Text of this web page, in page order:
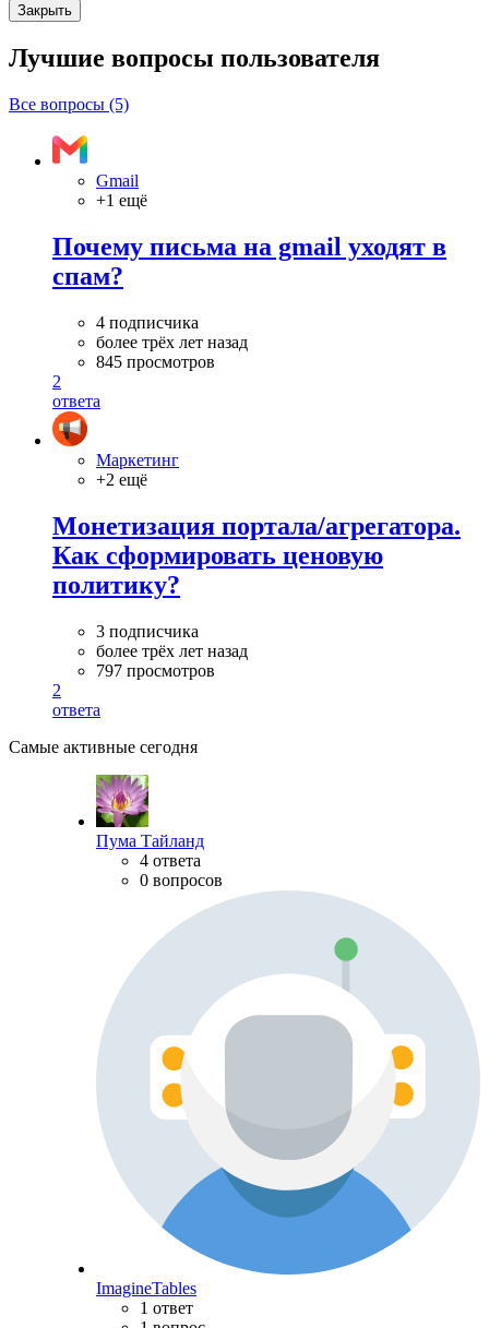
Закрыть
Лучшие вопросы пользователя
Все вопросы (5)
Gmail
+1 ещё
Почему письма на gmail уходят в
спам?
4 подписчика
более трёх лет назад
845 просмотров
2
ответа
Маркетинг
+2 ещё
Монетизация портала/агрегатора.
Как сформировать ценовую
политику?
3 подписчика
более трёх лет назад
797 просмотров
2
ответа
Самые активные сегодня
Пума Тайланд
4 ответа
0 вопросов
ImagineTables
1 ответ